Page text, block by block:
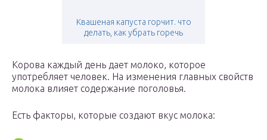
Квашеная капуста горчит. что
делать, как убрать горечь
Корова каждый день дает молоко, которое
употребляет человек. На изменения главных свойств
молока влияет содержание поголовья.
Есть факторы, которые создают вкус молока: